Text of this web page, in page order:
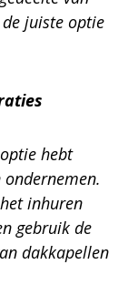
juiste optie
hebt
inhuren
gebruik de
dakkapellen